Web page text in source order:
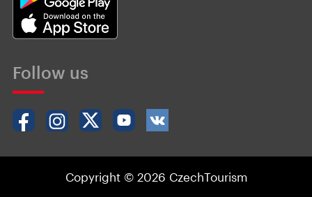
Follow us
Copyright © 2026 CzechTourism